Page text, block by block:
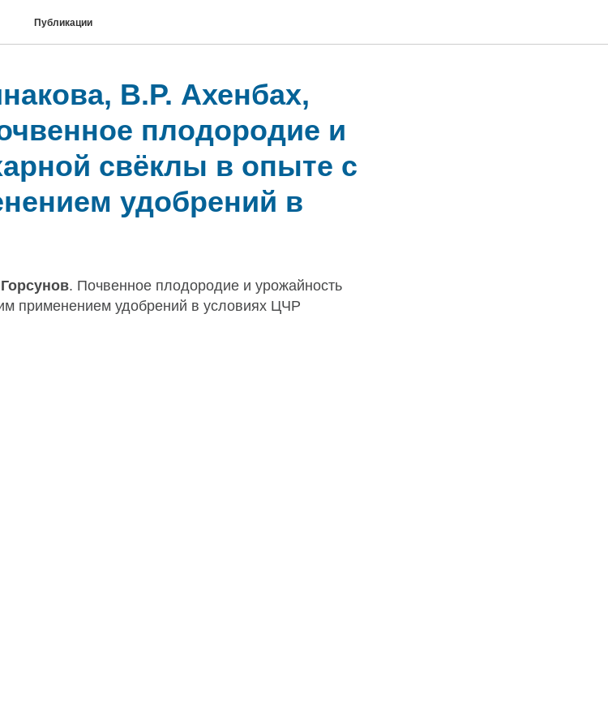
Публикации
В.Р. Ахенбах,
плодородие и
свёклы в опыте с
удобрений в
. Почвенное плодородие и урожайность
применением удобрений в условиях ЦЧР